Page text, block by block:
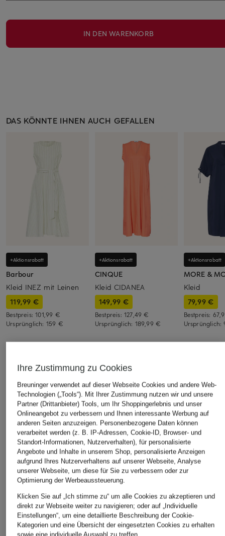
IN DEN WARENKORB
DAS KÖNNTE IHNEN AUCH GEFALLEN
+Aktionsrabatt
Barbour
Kleid INEZ mit Leinen
119,99 €
Bestpreis:101,99 €
Ursprünglich: 159 €
+Aktionsrabatt
CINQUE
Kleid CIDANEA
149,99 €
Bestpreis: 127,49 €
Ursprünglich: 189,99 €
+Aktionsrabatt
MORE &
Kleid
79,99 €
Bestpreis:
Ursprünglich:
ÄHNLICHE ARTIKEL ENTDECKEN
Ihre Zustimmung zu Cookies
Breuninger verwendet auf dieser Webseite Cookies und andere Web-
Technologien („Tools“). Mit Ihrer Zustimmung nutzen wir und unsere
Partner (Drittanbieter) Tools, um Ihr Shoppingerlebnis und unser
Onlineangebot zu verbessern und Ihnen interessante Werbung auf
anderen Seiten anzuzeigen. Personenbezogene Daten können
verarbeitet werden (z. B. IP-Adressen, Cookie-ID, Browser- und
Standort-Informationen, Nutzerverhalten), für personalisierte
Angebote und Inhalte in unserem Shop, personalisierte Anzeigen
aufgrund Ihres Nutzerverhaltens auf unserer Webseite, Analyse
unserer Webseite, um diese für Sie zu verbessern oder zur
Optimierung der Werbeaussteuerung.
Klicken Sie auf „Ich stimme zu“ um alle Cookies zu akzeptieren und
direkt zur Webseite weiter zu navigieren; oder auf „Individuelle
Einstellungen“, um eine detaillierte Beschreibung der Cookie-
Kategorien und eine Übersicht der eingesetzten Cookies zu erhalten
sowie eine individuelle Auswahl zu treffen.